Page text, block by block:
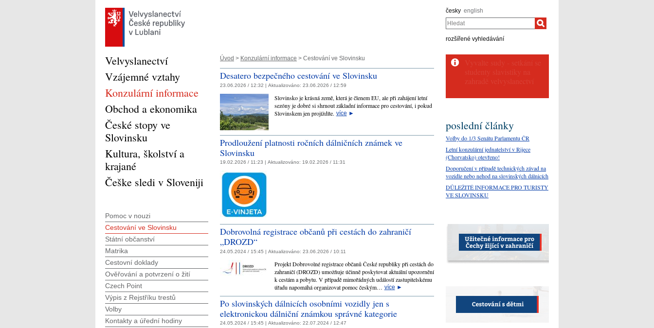
česky english
Hledat
rozšířené vyhledávání
Úvod > Konzulární informace > Cestování ve Slovinsku
Desatero bezpečného cestování ve Slovinsku
23.06.2026 / 12:32 | Aktualizováno: 23.06.2026 / 12:59
Slovinsko je krásná země, která je členem EU, ale při zahájení letní
sezóny je dobré si shrnout základní informace pro cestování, i pokud
Slovinskem jen projíždíte. více ►
Prodloužení platnosti ročních dálničních známek ve
Slovinsku
19.02.2026 / 11:23 | Aktualizováno: 19.02.2026 / 11:31
Dobrovolná registrace občanů při cestách do zahraničí
„DROZD“
24.05.2024 / 15:45 | Aktualizováno: 23.06.2026 / 10:11
Projekt Dobrovolné registrace občanů České republiky při cestách do
zahraničí (DROZD) umožňuje účinně poskytovat aktuální upozornění
k cestám a pobytu. V případě mimořádných událostí zastupitelskému
úřadu napomáhá organizovat pomoc českým… více ►
Po slovinských dálnicích osobními vozidly jen s
elektronickou dálniční známkou správné kategorie
24.05.2024 / 15:45 | Aktualizováno: 22.07.2024 / 12:47
Velvyslanectví
Vzájemné vztahy
Konzulární informace
Obchod a ekonomika
České stopy ve
Slovinsku
Kultura, školství a
krajané
Češke sledi v Sloveniji
Pomoc v nouzi
Cestování ve Slovinsku
Státní občanství
Matrika
Cestovní doklady
Ověřování a potvrzení o žití
Czech Point
Výpis z Rejstříku trestů
Volby
Kontakty a úřední hodiny
poslední články
Volby do 1/3 Senátu Parlamentu ČR
Letní konzulární jednatelství v Rijece
(Chorvatsko) otevřeno!
Doporučení v případě technických závad na
vozidle nebo nehod na slovinských dálnicích
DŮLEŽITÉ INFORMACE PRO TURISTY
VE SLOVINSKU